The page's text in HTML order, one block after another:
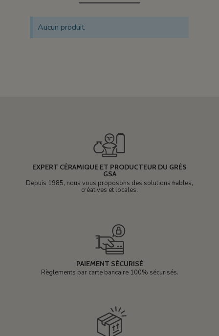
Aucun produit
EXPERT CÉRAMIQUE ET PRODUCTEUR DU GRÈS
GSA
Depuis 1985, nous vous proposons des solutions fiables,
créatives et locales.
PAIEMENT SÉCURISÉ
Règlements par carte bancaire 100% sécurisés.